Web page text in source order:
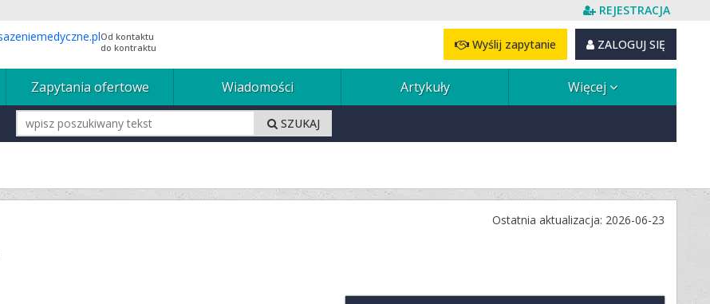
REJESTRACJA
Od kontaktu
do kontraktu
ZALOGUJ SIĘ
Wyślij zapytanie
Zapytania ofertowe Wiadomości Artykuły Więcej
SZUKAJ
Ostatnia aktualizacja: 2026-06-23